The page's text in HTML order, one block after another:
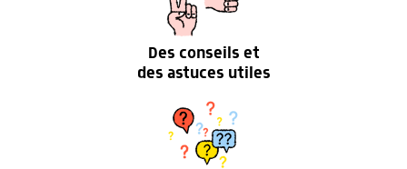
Des conseils et
des astuces utiles